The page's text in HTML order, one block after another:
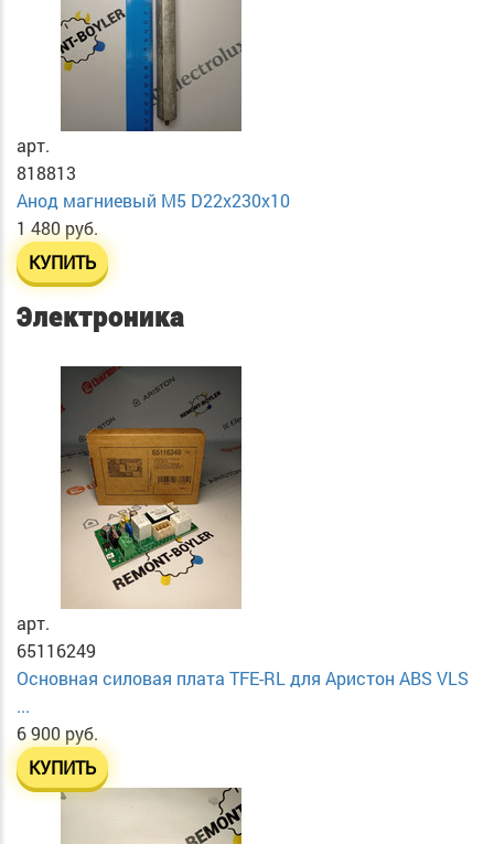
арт.
818813
Анод магниевый М5 D22х230х10
1 480 руб.
КУПИТЬ
Электроника
арт.
65116249
Основная силовая плата TFE-RL для Аристон ABS VLS
...
6 900 руб.
КУПИТЬ